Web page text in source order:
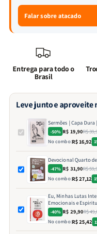
Falar sobre atacado
Entrega para todo o
Brasil
Leve junto e aproveite
Sermões | Capa
-50% R$ 19,90R$
No combo:R$ 16,92
Devocional Quarto
-47% R$ 31,90R$
No combo:R$ 27,12
Eu, Minhas Lutas
Emocionais e
-40% R$ 29,90R$
No combo:R$ 25,42